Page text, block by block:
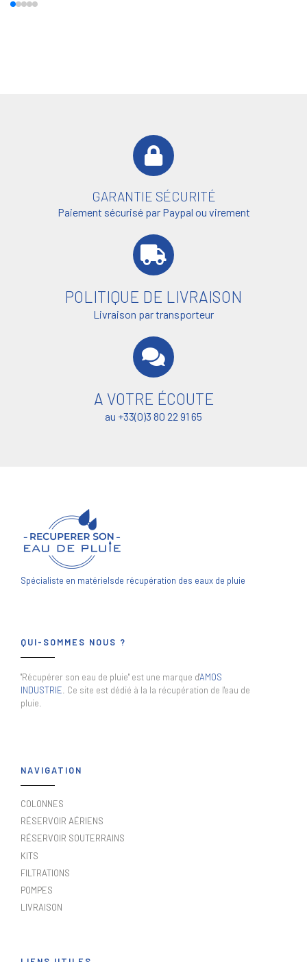
GARANTIE SÉCURITÉ
Paiement sécurisé par Paypal ou virement
POLITIQUE DE LIVRAISON
Livraison par transporteur
A VOTRE ÉCOUTE
au +33(0)3 80 22 91 65
Spécialiste en matérielsde récupération des eaux de pluie
QUI-SOMMES NOUS ?
"Récupérer son eau de pluie" est une marque d'AMOS
INDUSTRIE . Ce site est dédié à la la récupération de l'eau de
pluie.
NAVIGATION
COLONNES
RÉSERVOIR AÉRIENS
RÉSERVOIR SOUTERRAINS
KITS
FILTRATIONS
POMPES
LIVRAISON